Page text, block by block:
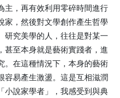
主，再有效利用零碎時間進行
家，然後對文學創作產生哲學
研究美學的人，往往是對某一
甚至本身就是藝術實踐者，進
。在這種情況下，本身的藝術
容易產生激盪。這是互相滋潤
小說家學者」，我感受到與典